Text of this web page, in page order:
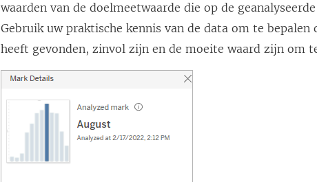
waarden van de doelmeetwaarde die op de
Gebruik uw praktische kennis van de data om te
heeft gevonden, zinvol zijn en de moeite waard zijn om